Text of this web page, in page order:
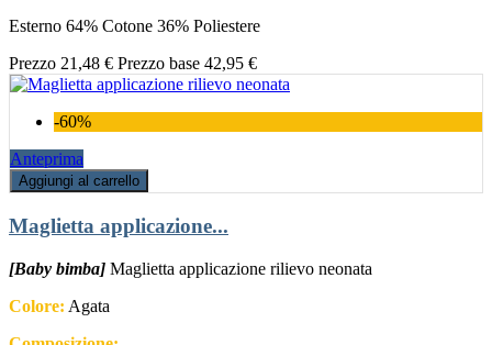
Esterno 64% Cotone 36% Poliestere
Prezzo 21,48 € Prezzo base 42,95 €
-60%
Anteprima
Aggiungi al carrello
Maglietta applicazione...
[Baby bimba] Maglietta applicazione rilievo neonata
Colore: Agata